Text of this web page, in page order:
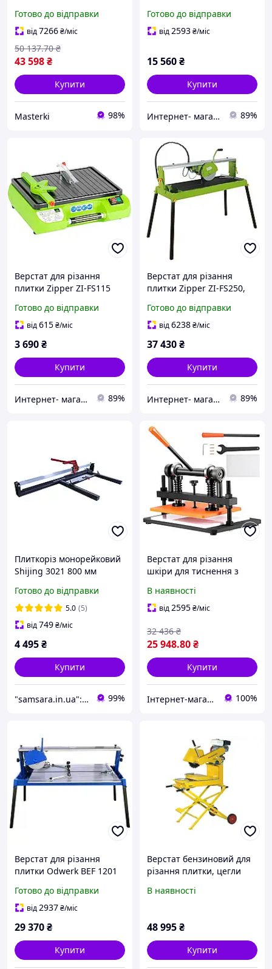
професійний для сухого і
мокрого різання плитки
до 52 мм 1200 мм
Готово до відправки
від7266₴/міс
43 598₴
50 137.70 ₴
Купити
Masterki 98%
для обробки каменю
Готово до відправки
від2593₴/міс
15 560₴
Купити
Интернет- магазин "AKB-OK" 89%
Верстат для різання
плитки Zipper ZI-FS115
для обробки каменю (65-
ZI-FS115)
Готово до відправки
від615₴/міс
3 690₴
Купити
Интернет- магазин "AKB-OK" 89%
Верстат для різання
плитки Zipper ZI-FS250,
каменерізних робіт,
артикул 65-ZI-FS250
Готово до відправки
від6238₴/міс
37 430₴
Купити
Интернет- магазин "AKB-OK" 89%
Плиткоріз монорейковий
Shijing 3021 800 мм
для різання плитки
Ручний плиткоріз
Готово до відправки
5.0 (5)
від749₴/міс
4 495₴
Купити
"samsara.in.ua": Інтернет-магазин інструментів, садової та побутової техніки 99%
Верстат для різання
шкіри для тиснення з
робочою плитою 36х26
см
В наявності
від2595₴/міс
25 948.80₴
32 436 ₴
Купити
Інтернет-магазин CREALITE 100%
Верстат для різання
плитки Odwerk BEF 1201
Готово до відправки
від2937₴/міс
29 370₴
Купити
Верстат бензиновий для
різання плитки, цегли
В наявності
48 995₴
Купити